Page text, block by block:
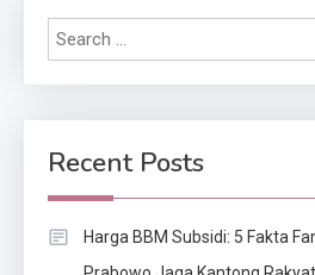
Recent Posts
Harga BBM Subsidi: 5 Fakta